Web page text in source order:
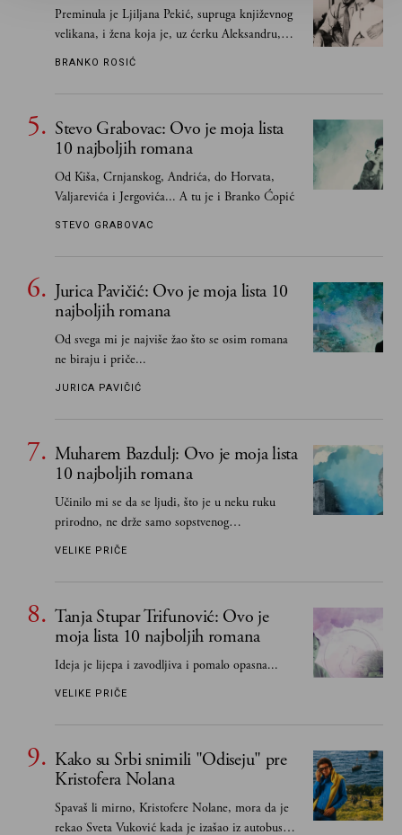
Preminula je Ljiljana Pekić, supruga književnog
velikana, i žena koja je, uz ćerku Aleksandru,
vodila računa o zaostavštini pisca. Ovu priču o
poznavale
BRANKO ROSIĆ
Stevo Grabovac: Ovo je moja lista
10 najboljih romana
Od Kiša, Crnjanskog, Andrića, do Horvata,
Valjarevića i Jergovića... A tu je i Branko Ćopić
STEVO GRABOVAC
Jurica Pavičić: Ovo je moja lista 10
najboljih romana
Od svega mi je najviše žao što se osim romana
ne biraju i priče...
JURICA PAVIČIĆ
Muharem Bazdulj: Ovo je moja lista
10 najboljih romana
Učinilo mi se da se ljudi, što je u neku ruku
prirodno, ne drže samo sopstvenog
senzibiliteta... Pokušao sam (biće, samo
VELIKE PRIČE
Tanja Stupar Trifunović: Ovo je
moja lista 10 najboljih romana
Ideja je lijepa i zavodljiva i pomalo opasna...
VELIKE PRIČE
Kako su Srbi snimili "Odiseju" pre
Kristofera Nolana
Spavaš li mirno, Kristofere Nolane, mora da je
rekao Sveta Vuković kada je izašao iz autobusa i